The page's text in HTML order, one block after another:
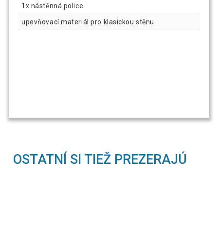
1x nástěnná police
upevňovací materiál pro klasickou stěnu
OSTATNÍ SI TIEŽ PREZERAJÚ